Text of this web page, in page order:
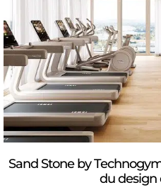
Sand Stone by
du design